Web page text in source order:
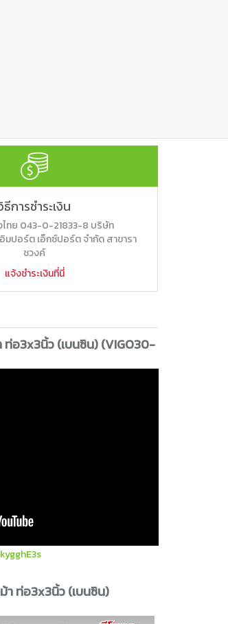
ธีการชำระเงิน
ไทย 043-0-21833-8 บริษัท
มปอร์ต เอ็กซ์ปอร์ต จำกัด สาขารา
ชวงค์
แจ้งชำระเงินที่นี่
ท่อ3x3นิ้ว (เบนซิน) (VIGO30-
า ท่อ3x3นิ้ว (เบนซิน)